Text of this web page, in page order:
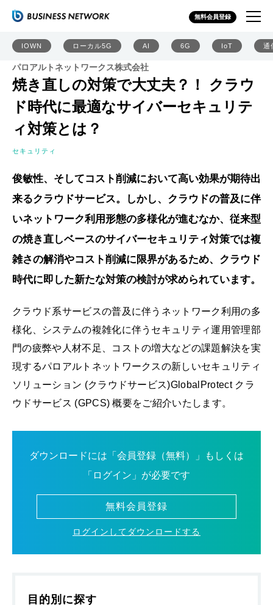
無料会員登録
IOWN ローカル5G AI 6G IoT 通
パロアルトネットワークス株式会社
焼き直しの対策で大丈夫？！ クラウ
ド時代に最適なサイバーセキュリテ
ィ対策とは？
セキュリティ
俊敏性、そしてコスト削減において高い効果が期待出
来るクラウドサービス。しかし、クラウドの普及に伴
いネットワーク利用形態の多様化が進むなか、従来型
の焼き直しベースのサイバーセキュリティ対策では複
雑さの解消やコスト削減に限界があるため、クラウド
時代に即した新たな対策の検討が求められています。
クラウド系サービスの普及に伴うネットワーク利用の多
様化、システムの複雑化に伴うセキュリティ運用管理部
門の疲弊や人材不足、コストの増大などの課題解決を実
現するパロアルトネットワークスの新しいセキュリティ
ソリューション (クラウドサービス)GlobalProtect クラ
ウドサービス (GPCS) 概要をご紹介いたします。
ダウンロードには「会員登録（無料）」もしくは
「ログイン」が必要です
無料会員登録
ログインしてダウンロードする
目的別に探す